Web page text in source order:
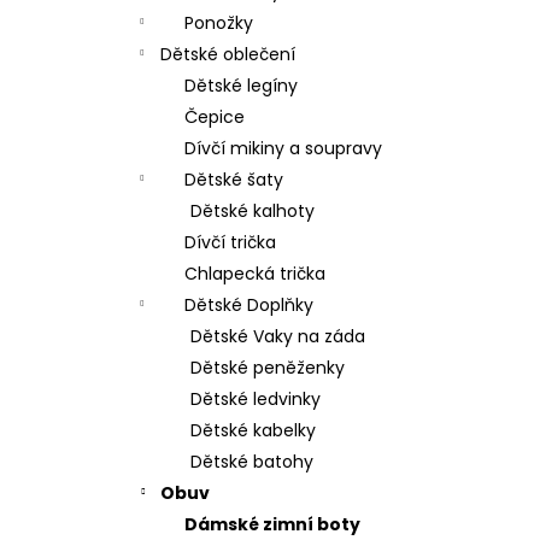
Ponožky
Dětské oblečení
Dětské legíny
Čepice
Dívčí mikiny a soupravy
Dětské šaty
Dětské kalhoty
Dívčí trička
Chlapecká trička
Dětské Doplňky
Dětské Vaky na záda
Dětské peněženky
Dětské ledvinky
Dětské kabelky
Dětské batohy
Obuv
Dámské zimní boty